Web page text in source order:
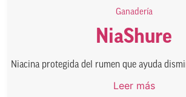
Ganadería
NiaShure
Niacina protegida del rumen que ayuda
Leer más